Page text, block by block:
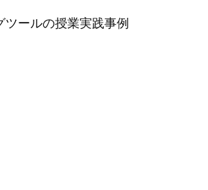
ツールの授業実践事例